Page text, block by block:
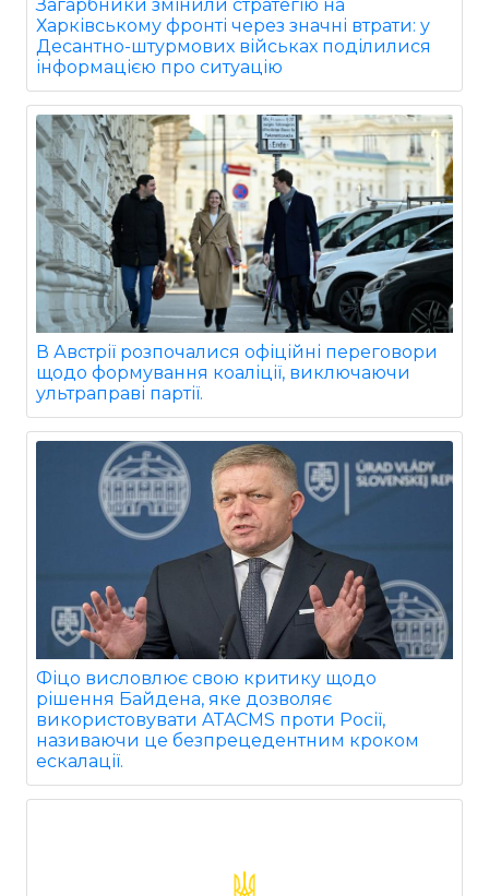
Загарбники змінили стратегію на
Харківському фронті через значні втрати: у
Десантно-штурмових військах поділилися
інформацією про ситуацію
В Австрії розпочалися офіційні переговори
щодо формування коаліції, виключаючи
ультраправі партії.
Фіцо висловлює свою критику щодо
рішення Байдена, яке дозволяє
використовувати ATACMS проти Росії,
називаючи це безпрецедентним кроком
ескалації.